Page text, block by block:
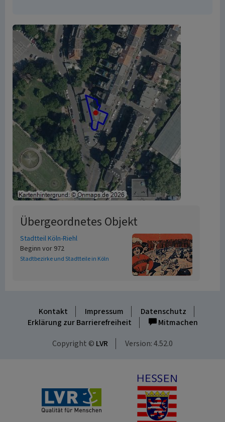
Übergeordnetes Objekt
Stadtteil Köln-Riehl
Beginn vor 972
Stadtbezirke und Stadtteile in Köln
Kontakt Impressum
Datenschutz
Erklärung zur Barrierefreiheit
Mitmachen
Copyright © LVR Version: 4.52.0